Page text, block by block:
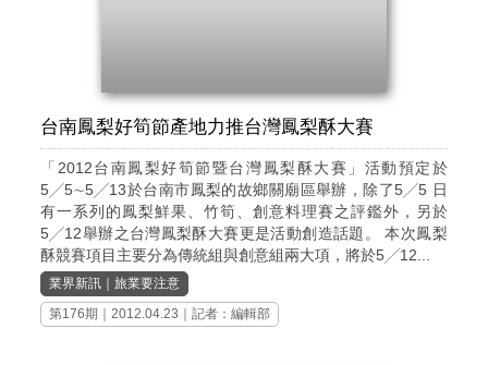
台南鳳梨好筍節產地力推台灣鳳梨酥大賽
「2012台南鳳梨好筍節暨台灣鳳梨酥大賽」活動預定於
5╱5∼5╱13於台南市鳳梨的故鄉關廟區舉辦，除了5╱5 日
有一系列的鳳梨鮮果、竹筍、創意料理賽之評鑑外，另於
5╱12舉辦之台灣鳳梨酥大賽更是活動創造話題。 本次鳳梨
酥競賽項目主要分為傳統組與創意組兩大項，將於5╱12...
業界新訊 ｜旅業要注意
第176期
｜2012.04.23｜記者：編輯部